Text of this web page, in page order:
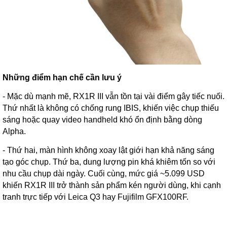
Những điểm hạn chế cần lưu ý
- Mặc dù mạnh mẽ, RX1R III vẫn tồn tại vài điểm gây tiếc nuối.
Thứ nhất là không có chống rung IBIS, khiến việc chụp thiếu
sáng hoặc quay video handheld khó ổn định bằng dòng
Alpha.
- Thứ hai, màn hình không xoay lật giới hạn khả năng sáng
tạo góc chụp. Thứ ba, dung lượng pin khá khiêm tốn so với
nhu cầu chụp dài ngày. Cuối cùng, mức giá ~5.099 USD
khiến RX1R III trở thành sản phẩm kén người dùng, khi cạnh
tranh trực tiếp với Leica Q3 hay Fujifilm GFX100RF.